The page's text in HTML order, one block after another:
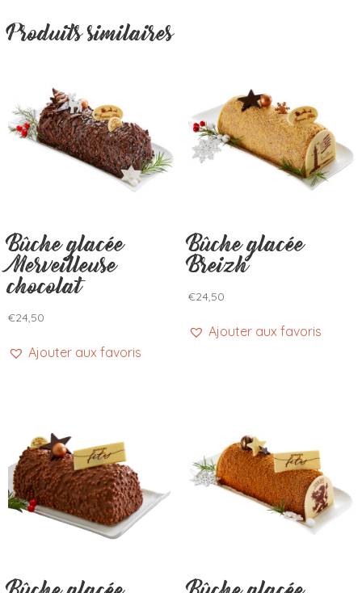
Produits similaires
Bûche glacée
Merveilleuse
chocolat
€24,50
Ajouter aux favoris
Bûche glacée
Breizh
€24,50
Ajouter aux favoris